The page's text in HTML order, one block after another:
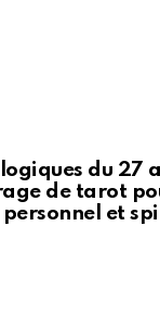
du 27
de tarot
et